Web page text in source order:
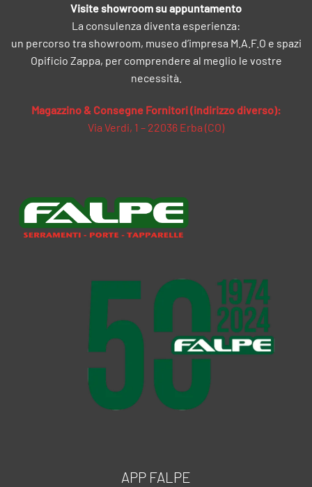
Visite showroom su appuntamento
La consulenza diventa esperienza:
un percorso tra showroom, museo d’impresa M.A.F.O e spazi
Opificio Zappa, per comprendere al meglio le vostre
necessità.
Magazzino & Consegne Fornitori (indirizzo diverso):
Via Verdi, 1 – 22036 Erba (CO)
APP FALPE